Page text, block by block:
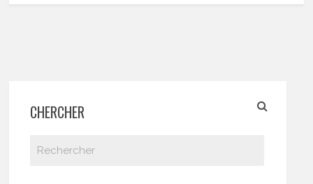
CHERCHER